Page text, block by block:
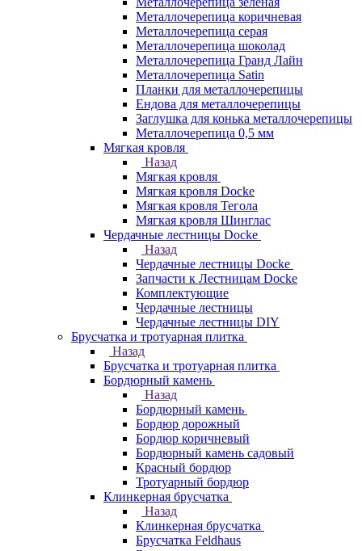
Металлочерепица коричневая
Металлочерепица серая
Металлочерепица шоколад
Металлочерепица Гранд Лайн
Металлочерепица Satin
Планки для металлочерепицы
Ендова для металлочерепицы
Заглушка для конька металлочерепицы
Металлочерепица 0,5 мм
Мягкая кровля
Назад
Мягкая кровля
Мягкая кровля Docke
Мягкая кровля Тегола
Мягкая кровля Шинглас
Чердачные лестницы Docke
Назад
Чердачные лестницы Docke
Запчасти к Лестницам Docke
Комплектующие
Чердачные лестницы
Чердачные лестницы DIY
Брусчатка и тротуарная плитка
Назад
Брусчатка и тротуарная плитка
Бордюрный камень
Назад
Бордюрный камень
Бордюр дорожный
Бордюр коричневый
Бордюрный камень садовый
Красный бордюр
Тротуарный бордюр
Клинкерная брусчатка
Назад
Клинкерная брусчатка
Брусчатка Feldhaus